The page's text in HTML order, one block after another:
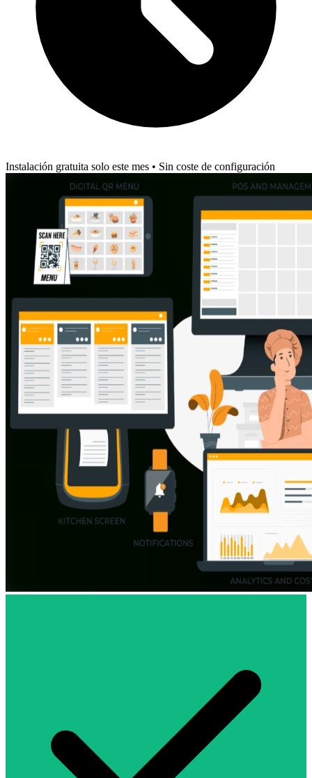
Instalación gratuita solo este mes • Sin coste de configuración
Ubicación de servicio: España (toda la península e islas)
Tipo de software: Gestión integral de restaurantes (TPV +
Precio: Desde 99€/mes (PACK PRO) hasta 199€/mes (PACK
Hardware: Incluido sin coste adicional (tablets Android,